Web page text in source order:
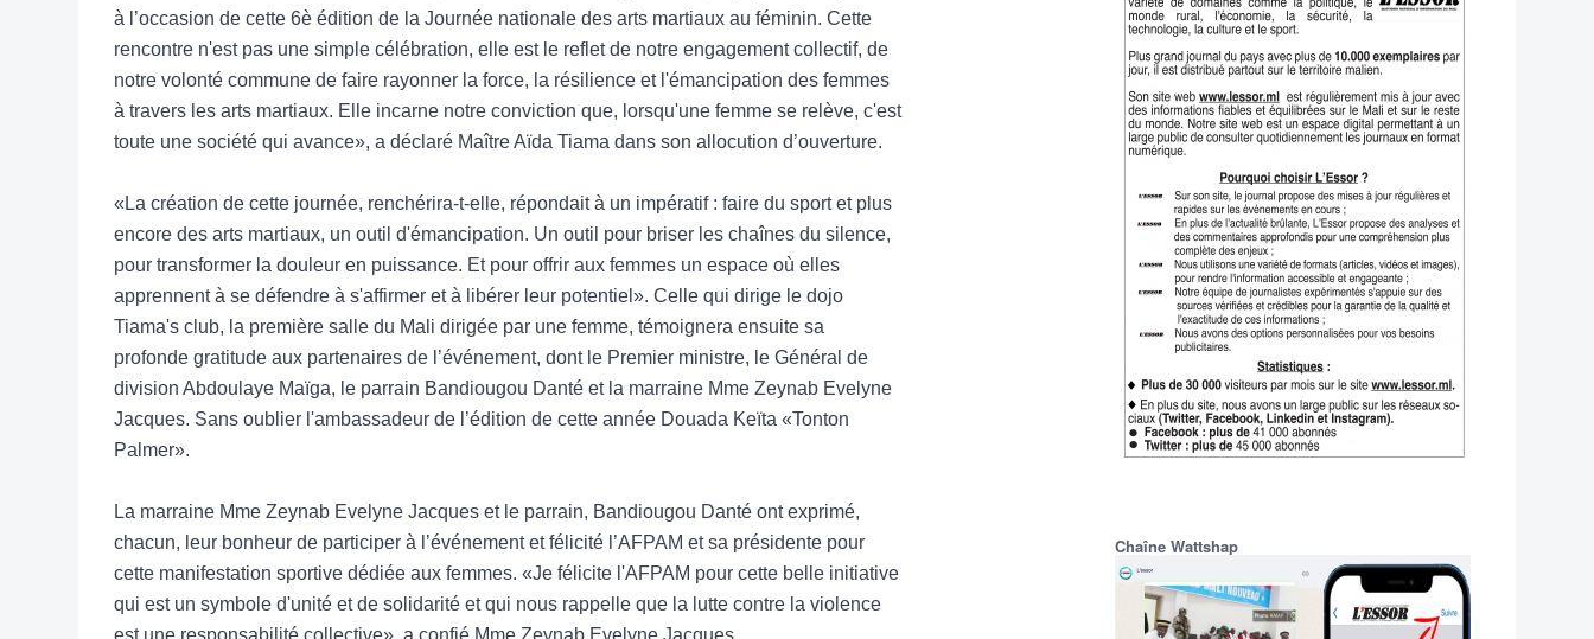
à l’occasion de cette 6è édition de la Journée nationale des arts martiaux au féminin. Cette
rencontre n'est pas une simple célébration, elle est le reflet de notre engagement collectif, de
notre volonté commune de faire rayonner la force, la résilience et l'émancipation des femmes
à travers les arts martiaux. Elle incarne notre conviction que, lorsqu'une femme se relève, c'est
toute une société qui avance», a déclaré Maître Aïda Tiama dans son allocution d’ouverture.
«La création de cette journée, renchérira-t-elle, répondait à un impératif : faire du sport et plus
encore des arts martiaux, un outil d'émancipation. Un outil pour briser les chaînes du silence,
pour transformer la douleur en puissance. Et pour offrir aux femmes un espace où elles
apprennent à se défendre à s'affirmer et à libérer leur potentiel». Celle qui dirige le dojo
Tiama's club, la première salle du Mali dirigée par une femme, témoignera ensuite sa
profonde gratitude aux partenaires de l’événement, dont le Premier ministre, le Général de
division Abdoulaye Maïga, le parrain Bandiougou Danté et la marraine Mme Zeynab Evelyne
Jacques. Sans oublier l'ambassadeur de l’édition de cette année Douada Keïta «Tonton
Palmer».
La marraine Mme Zeynab Evelyne Jacques et le parrain, Bandiougou Danté ont exprimé,
chacun, leur bonheur de participer à l’événement et félicité l’AFPAM et sa présidente pour
cette manifestation sportive dédiée aux femmes. «Je félicite l'AFPAM pour cette belle initiative
qui est un symbole d'unité et de solidarité et qui nous rappelle que la lutte contre la violence
Chaîne Wattshap